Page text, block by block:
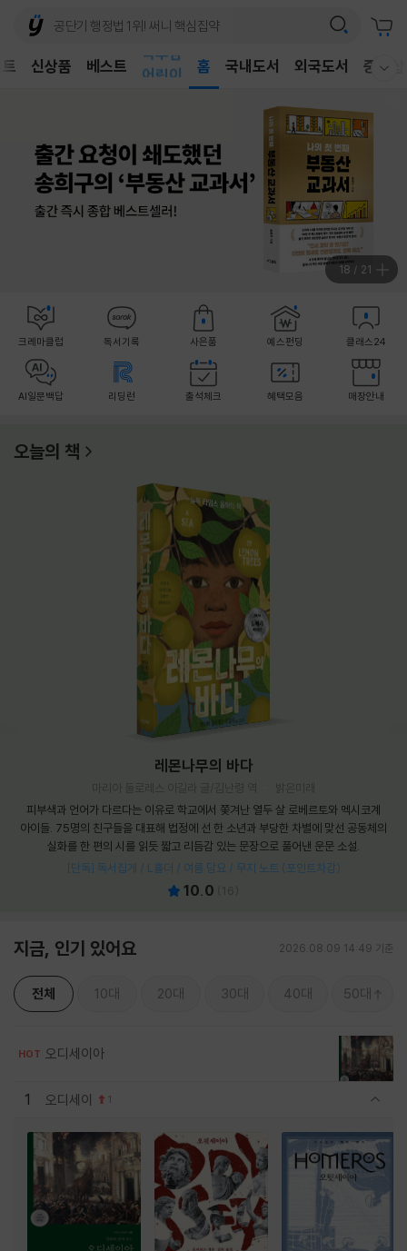
신상품 베스트
어린이
홈 국내도서 외국도서 중고샵
18 / 21
크레마클럽 독서기록 사은품 예스펀딩 클래스24
AI일문백답 리딩런 출석체크 혜택모음 매장안내
오늘의 책
레몬나무의 바다
피부색과 언어가 다르다는 이유로 학교에서 쫓겨난 열두 살 로베르토와 멕시코계
아이들. 75명의 친구들을 대표해 법정에 선 한 소년과 부당한 차별에 맞선 공동체의
실화를 한 편의 시를 읽듯 짧고 리듬감 있는 문장으로 풀어낸 운문 소설.
[단독] 독서집게 / L홀더 / 여름 담요 / 무지 노트 (포인트차감)
10.0
지금, 인기 있어요 2026.08.09 14:49 기준
전체 10대 20대 30대 40대 50대
HOT 오디세이아
1 오디세이 1